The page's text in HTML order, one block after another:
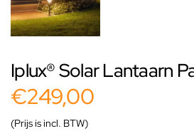
Iplux® Solar Lantaarn
€249,00
(Prijs is incl. BTW)